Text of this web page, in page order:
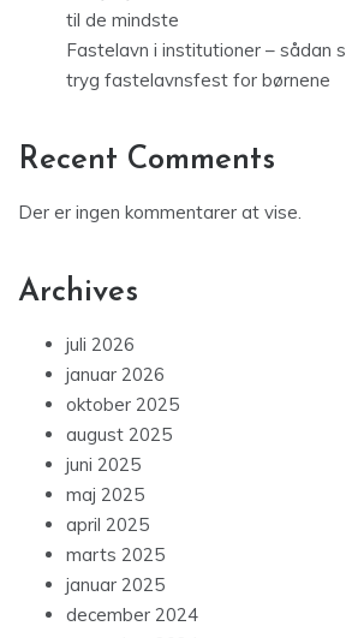
til de mindste
Fastelavn i institutioner – sådan
tryg fastelavnsfest for børnene
Recent Comments
Der er ingen kommentarer at vise.
Archives
juli 2026
januar 2026
oktober 2025
august 2025
juni 2025
maj 2025
april 2025
marts 2025
januar 2025
december 2024